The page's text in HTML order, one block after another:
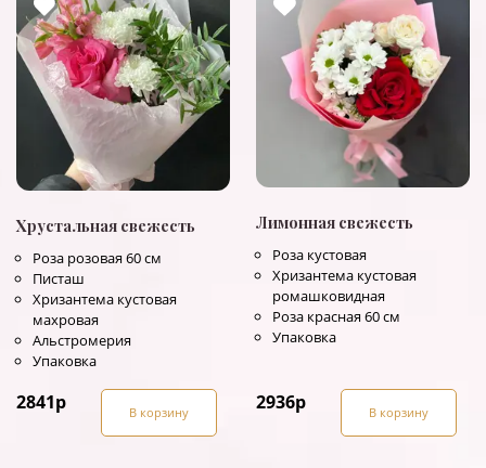
Хрустальная свежесть
Роза розовая 60 см
Писташ
Хризантема кустовая
махровая
Альстромерия
Упаковка
2841р В корзину
Лимонная свежесть
Роза кустовая
Хризантема кустовая
ромашковидная
Роза красная 60 см
Упаковка
2936р В корзину